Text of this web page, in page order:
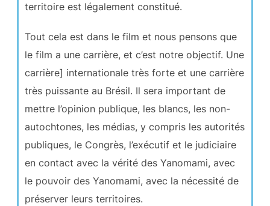
territoire est légalement constitué.
Tout cela est dans le film et nous pensons que
le film a une carrière, et c’est notre objectif. Une
carrière] internationale très forte et une carrière
très puissante au Brésil. Il sera important de
mettre l’opinion publique, les blancs, les non-
autochtones, les médias, y compris les autorités
publiques, le Congrès, l’exécutif et le judiciaire
en contact avec la vérité des Yanomami, avec
le pouvoir des Yanomami, avec la nécessité de
préserver leurs territoires.